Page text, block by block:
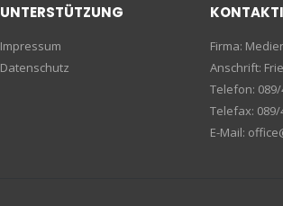
UNTERSTÜTZUNG
Impressum
Datenschutz
Firma:
Anschrift:
Telefon: 089/
Telefax: 089/
E-Mail: